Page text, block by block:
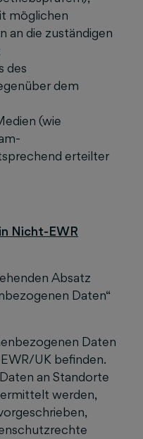
möglichen
an die zuständigen
des
dem
(wie
erteilter
Nicht-EWR
Absatz
Daten“
Daten
UK befinden.
an Standorte
werden,